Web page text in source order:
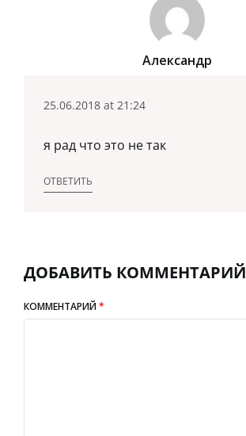
Александр
25.06.2018 at 21:24
я рад что это не так
ОТВЕТИТЬ
ДОБАВИТЬ КОММЕНТАРИЙ
КОММЕНТАРИЙ*